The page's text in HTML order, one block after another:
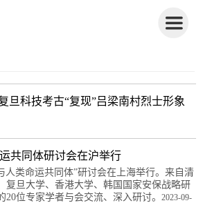
旦科技考古“复现”吕梁南村烈士形象
共同体研讨会在沪举行
人类命运共同体”研讨会在上海举行。来自清
复旦大学、香港大学、韩国国家安保战略研
20位专家学者与会交流、深入研讨。 2023-09-